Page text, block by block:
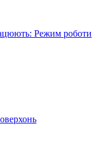
Режим роботи